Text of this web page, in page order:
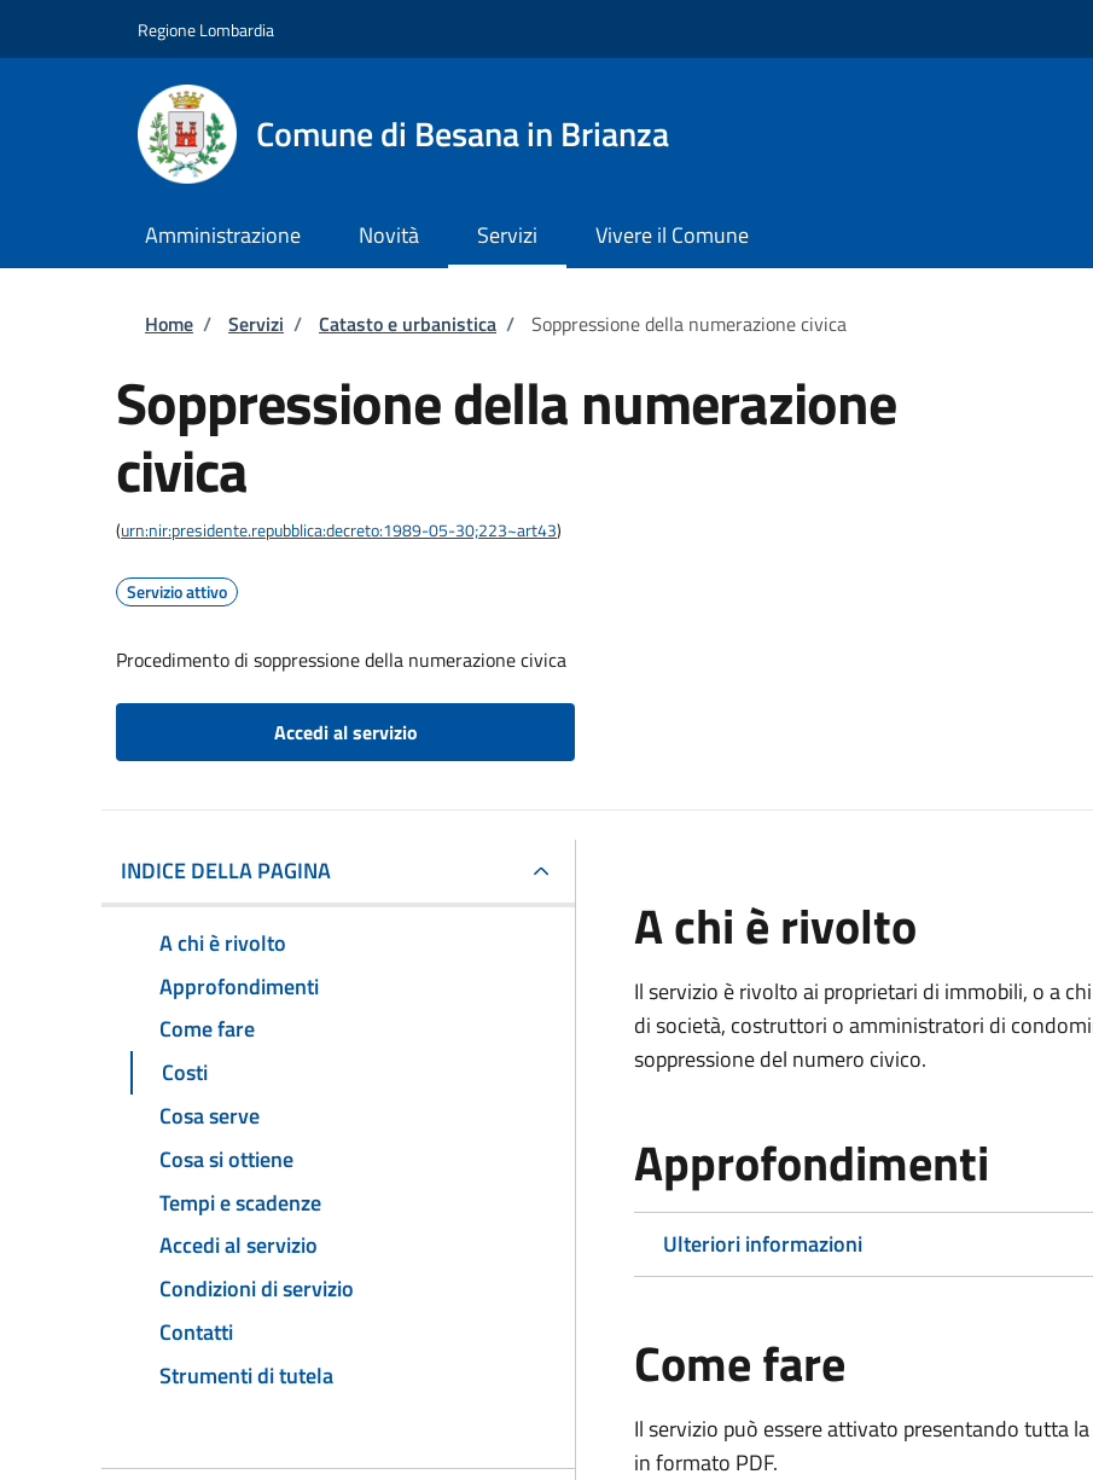
Regione Lombardia
Comune di Besana in Brianza
Amministrazione Novità Servizi Vivere il Comune
Briciole di pane
Home / Servizi / Catasto e urbanistica / Soppressione della numerazione civica
Soppressione della numerazione
civica
(urn:nir:presidente.repubblica:decreto:1989-05-30;223~art43)
Servizio attivo
Procedimento di soppressione della numerazione civica
Accedi al servizio
INDICE DELLA PAGINA
A chi è rivolto
Approfondimenti
Come fare
Costi
Cosa serve
Cosa si ottiene
Tempi e scadenze
Accedi al servizio
Condizioni di servizio
Contatti
Strumenti di tutela
A chi è rivolto
Il servizio è rivolto ai proprietari di immobili, o a
di società, costruttori o amministratori di
soppressione del numero civico.
Approfondimenti
Ulteriori informazioni
Come fare
Il servizio può essere attivato presentando tutta
in formato PDF.